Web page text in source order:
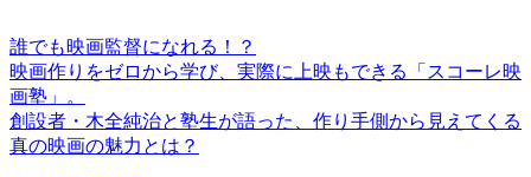
誰でも映画監督になれる！？
映画作りをゼロから学び、実際に上映もできる「スコーレ映
画塾」。
創設者・木全純治と塾生が語った、作り手側から見えてくる
真の映画の魅力とは？